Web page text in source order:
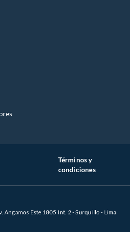
Términos y
condiciones
Angamos Este 1805 Int. 2 - Surquillo - Lima